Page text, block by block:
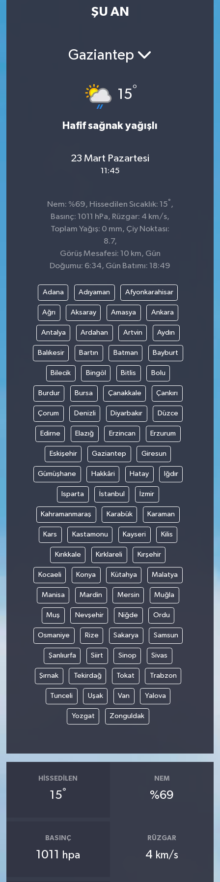
ŞU AN
Gaziantep
15°
Hafif sağnak yağışlı
23 Mart Pazartesi
11:45
Nem: %69, Hissedilen Sıcaklık: 15° ,
Basınç: 1011 hPa, Rüzgar: 4 km/s,
Toplam Yağış: 0 mm, Çiy Noktası:
8.7,
Görüş Mesafesi: 10 km, Gün
Doğumu: 6:34, Gün Batımı: 18:49
Adana Adıyaman Afyonkarahisar
Ağrı Aksaray Amasya Ankara
Antalya Ardahan Artvin Aydın
Balıkesir Bartın Batman Bayburt
Bilecik Bingöl Bitlis Bolu
Burdur Bursa Çanakkale Çankırı
Çorum Denizli Diyarbakır Düzce
Edirne Elazığ Erzincan Erzurum
Eskişehir Gaziantep Giresun
Gümüşhane Hakkâri Hatay Iğdır
Isparta İstanbul İzmir
Kahramanmaraş Karabük Karaman
Kars Kastamonu Kayseri Kilis
Kırıkkale Kırklareli Kırşehir
Kocaeli Konya Kütahya Malatya
Manisa Mardin Mersin Muğla
Muş Nevşehir Niğde Ordu
Osmaniye Rize Sakarya Samsun
Şanlıurfa Siirt Sinop Sivas
Şırnak Tekirdağ Tokat Trabzon
Tunceli Uşak Van Yalova
Yozgat Zonguldak
HISSEDILEN
15°
NEM
%69
BASINÇ
1011 hpa
RÜZGAR
4 km/s